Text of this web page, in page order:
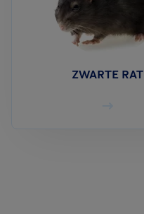
ZWARTE RAT